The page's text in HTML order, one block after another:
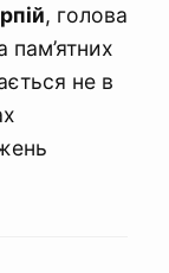
, голова
пам’ятних
не в